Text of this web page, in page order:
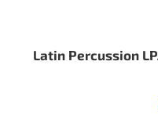
Latin Percussion